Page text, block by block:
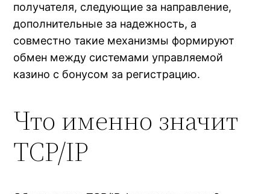
получателя, следующие за направление,
дополнительные за надежность, а
совместно такие механизмы формируют
обмен между системами управляемой
казино с бонусом за регистрацию.
Что именно значит
TCP/IP